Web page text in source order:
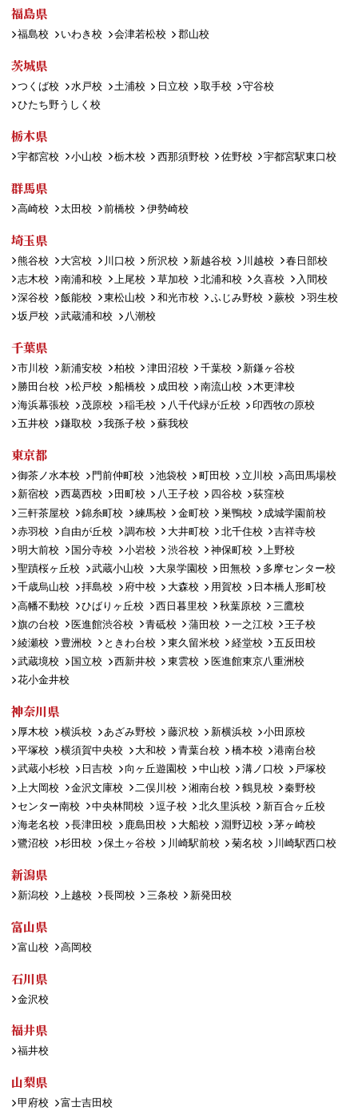
福島県
福島校 いわき校 会津若松校 郡山校
茨城県
つくば校 水戸校 土浦校 日立校 取手校
守谷校
ひたち野うしく校
栃木県
宇都宮校 小山校 栃木校 西那須野校 佐野校 宇都宮駅東口校
群馬県
高崎校 太田校 前橋校 伊勢崎校
埼玉県
熊谷校 大宮校 川口校 所沢校 新越谷校 川越校
春日部校
志木校
南浦和校 上尾校 草加校 北浦和校 久喜校
入間校
深谷校
飯能校 東松山校 和光市校 ふじみ野校 蕨校
羽生校
坂戸校
武蔵浦和校 八潮校
千葉県
市川校 新浦安校 柏校 津田沼校 千葉校
新鎌ヶ谷校
勝田台校
松戸校 船橋校 成田校 南流山校
木更津校
海浜幕張校
茂原校 稲毛校 八千代緑が丘校
印西牧の原校
五井校
鎌取校 我孫子校 蘇我校
東京都
御茶ノ水本校 門前仲町校 池袋校 町田校 立川校
高田馬場校
新宿校
西葛西校 田町校 八王子校 四谷校
荻窪校
三軒茶屋校
錦糸町校 練馬校 金町校 巣鴨校
成城学園前校
赤羽校
自由が丘校 調布校 大井町校 北千住校
吉祥寺校
明大前校
国分寺校 小岩校 渋谷校 神保町校
上野校
聖蹟桜ヶ丘校
武蔵小山校 大泉学園校 田無校
多摩センター校
千歳烏山校
拝島校 府中校 大森校 用賀校
日本橋人形町校
高幡不動校
ひばりヶ丘校 西日暮里校 秋葉原校
三鷹校
旗の台校
医進館渋谷校 青砥校 蒲田校 一之江校
王子校
綾瀬校
豊洲校 ときわ台校 東久留米校 経堂校
五反田校
武蔵境校
国立校 西新井校 東雲校
医進館東京八重洲校
花小金井校
神奈川県
厚木校 横浜校 あざみ野校 藤沢校 新横浜校
小田原校
平塚校
横須賀中央校 大和校 青葉台校 橋本校
港南台校
武蔵小杉校
日吉校 向ヶ丘遊園校 中山校 溝ノ口校
戸塚校
上大岡校
金沢文庫校 二俣川校 湘南台校 鶴見校
秦野校
センター南校
中央林間校 逗子校 北久里浜校
新百合ヶ丘校
海老名校
長津田校 鹿島田校 大船校 淵野辺校
茅ヶ崎校
鷺沼校
杉田校 保土ヶ谷校 川崎駅前校 菊名校 川崎駅西口校
新潟県
新潟校 上越校 長岡校 三条校 新発田校
富山県
富山校 高岡校
石川県
金沢校
福井県
福井校
山梨県
甲府校 富士吉田校